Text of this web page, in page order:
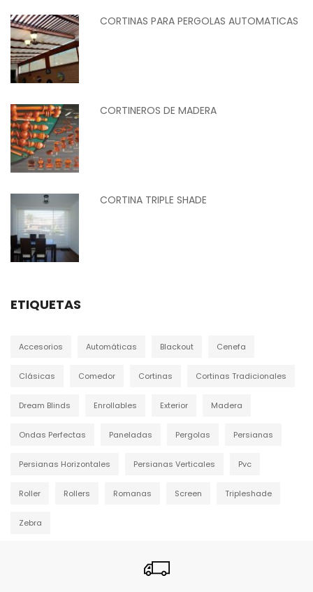
CORTINAS PARA PERGOLAS AUTOMATICAS
CORTINEROS DE MADERA
CORTINA TRIPLE SHADE
ETIQUETAS
Accesorios Automáticas Blackout Cenefa
Clásicas Comedor Cortinas Cortinas Tradicionales
Dream Blinds Enrollables Exterior Madera
Ondas Perfectas Paneladas Pergolas Persianas
Persianas Horizontales Persianas Verticales Pvc
Roller Rollers Romanas Screen Tripleshade
Zebra